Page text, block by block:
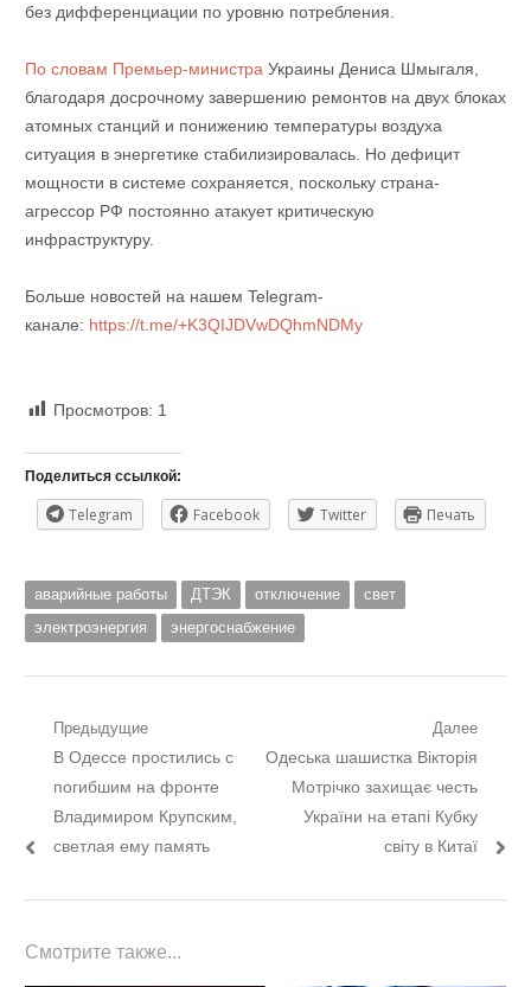
без дифференциации по уровню потребления.
По словам Премьер-министра Украины Дениса Шмыгаля,
благодаря досрочному завершению ремонтов на двух блоках
атомных станций и понижению температуры воздуха
ситуация в энергетике стабилизировалась. Но дефицит
мощности в системе сохраняется, поскольку страна-
агрессор РФ постоянно атакует критическую
инфраструктуру.
Больше новостей на нашем Telegram-
канале: https://t.me/+K3QIJDVwDQhmNDMy
Просмотров: 1
Поделиться ссылкой:
Telegram Facebook Twitter Печать
аварийные работы ДТЭК отключение
свет
электроэнергия
энергоснабжение
Навигация
записям
Предыдущие
Предыдущий
пост:
В Одессе простились с
погибшим на фронте
Владимиром Крупским,
светлая ему память
Далее
Следующий
пост:
Одеська шашистка Вікторія
Мотрічко захищає честь
України на етапі Кубку
світу в Китаї
Смотрите также...